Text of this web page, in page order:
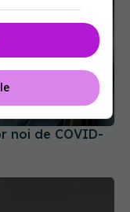
noi de COVID-